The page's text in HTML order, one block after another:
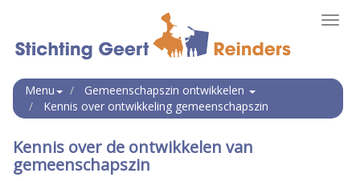
Menu
Gemeenschapszin ontwikkelen
Kennis over ontwikkeling gemeenschapszin
Kennis over de ontwikkelen van
gemeenschapszin